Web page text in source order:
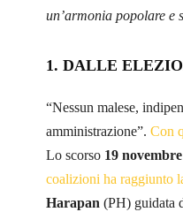
un’armonia popolare e
1. DALLE
“Nessun malese,
amministrazione”. Con
Lo scorso 19 novembre
coalizioni ha raggiunto
Harapan (PH) guidata